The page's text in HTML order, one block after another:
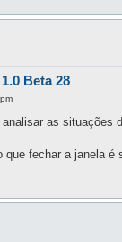
Beta 28
as situações
que fechar a janela é